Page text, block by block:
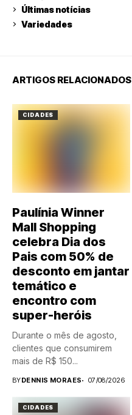
Últimas notícias
Variedades
ARTIGOS RELACIONADOS
CIDADES
Paulínia Winner
Mall Shopping
celebra Dia dos
Pais com 50% de
desconto em jantar
temático e
encontro com
super-heróis
Durante o mês de agosto,
clientes que consumirem
mais de R$ 150...
BYDENNIS MORAES 07/08/2026
CIDADES